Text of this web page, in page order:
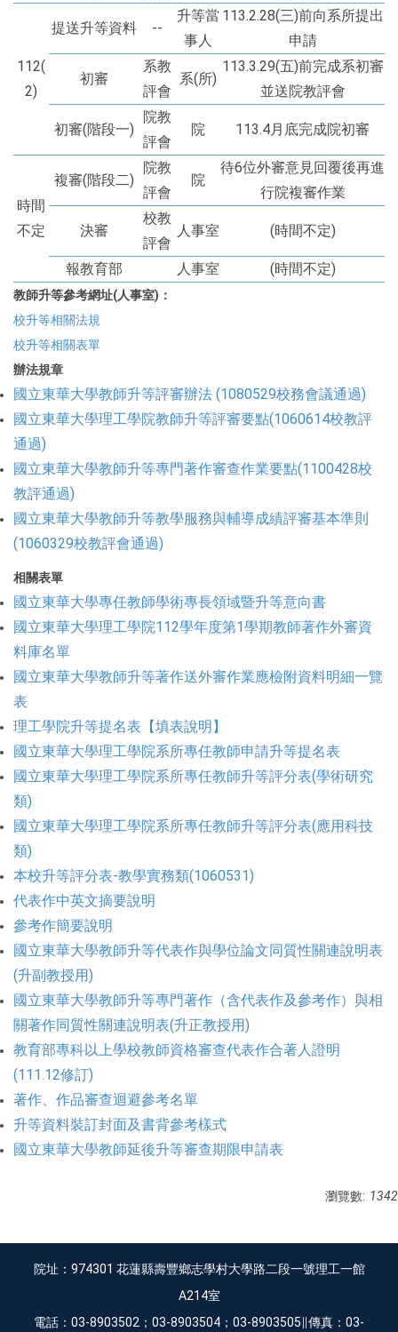
112(
2)
提送升等資料 --
升等當
事人
113.2.28(三)前向系所提出
申請
初審
系教
評會
系(所)
113.3.29(五)前完成系初審
並送院教評會
初審(階段一)
院教
評會
院 113.4月底完成院初審
時間
不定
複審(階段二)
院教
評會
院
待6位外審意見回覆後再進
行院複審作業
決審
校教
評會
人事室 (時間不定)
報教育部 人事室 (時間不定)
教師升等參考網址(人事室)：
校升等相關法規
校升等相關表單
辦法規章
國立東華大學教師升等評審辦法 (1080529校務會議通過)
國立東華大學理工學院教師升等評審要點(1060614校教評
通過)
國立東華大學教師升等專門著作審查作業要點(1100428校
教評通過)
國立東華大學教師升等教學服務與輔導成績評審基本準則
(1060329校教評會通過)
相關表單
國立東華大學專任教師學術專長領域暨升等意向書
國立東華大學理工學院112學年度第1學期教師著作外審資
料庫名單
國立東華大學教師升等著作送外審作業應檢附資料明細一覽
表
理工學院升等提名表【填表說明】
國立東華大學理工學院系所專任教師申請升等提名表
國立東華大學理工學院系所專任教師升等評分表(學術研究
類)
國立東華大學理工學院系所專任教師升等評分表(應用科技
類)
本校升等評分表-教學實務類(1060531)
代表作中英文摘要說明
參考作簡要說明
國立東華大學教師升等代表作與學位論文同質性關連說明表
(升副教授用)
國立東華大學教師升等專門著作（含代表作及參考作）與相
關著作同質性關連說明表(升正教授用)
教育部專科以上學校教師資格審查代表作合著人證明
(111.12修訂)
著作、作品審查迴避參考名單
升等資料裝訂封面及書背參考樣式
國立東華大學教師延後升等審查期限申請表
瀏覽數: 1342
院址：974301 花蓮縣壽豐鄉志學村大學路二段一號理工一館
A214室
電話：03-8903502；03-8903504；03-8903505∥傳真：03-